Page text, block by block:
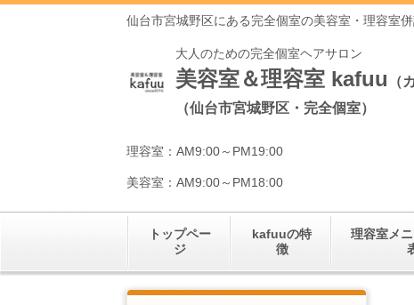
仙台市宮城野区にある完全個室の美容室・理容室
大人のための完全個室ヘアサロン
美容室＆理容室 kafuu
（
（仙台市宮城野区・完全個室）
理容室：AM9:00～PM19:00
美容室：AM9:00～PM18:00
トップペー
ジ
kafuuの特
徴
理容室メ